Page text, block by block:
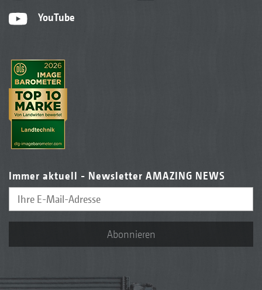
YouTube
Immer aktuell - Newsletter AMAZING NEWS
Abonnieren